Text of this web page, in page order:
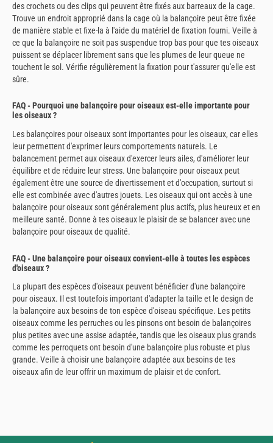
des crochets ou des clips qui peuvent être fixés aux barreaux de la cage.
Trouve un endroit approprié dans la cage où la balançoire peut être fixée
de manière stable et fixe-la à l'aide du matériel de fixation fourni. Veille à
ce que la balançoire ne soit pas suspendue trop bas pour que tes oiseaux
puissent se déplacer librement sans que les plumes de leur queue ne
touchent le sol. Vérifie régulièrement la fixation pour t'assurer qu'elle est
sûre.
FAQ - Pourquoi une balançoire pour oiseaux est-elle importante pour
les oiseaux ?
Les balançoires pour oiseaux sont importantes pour les oiseaux, car elles
leur permettent d'exprimer leurs comportements naturels. Le
balancement permet aux oiseaux d'exercer leurs ailes, d'améliorer leur
équilibre et de réduire leur stress. Une balançoire pour oiseaux peut
également être une source de divertissement et d'occupation, surtout si
elle est combinée avec d'autres jouets. Les oiseaux qui ont accès à une
balançoire pour oiseaux sont généralement plus actifs, plus heureux et en
meilleure santé. Donne à tes oiseaux le plaisir de se balancer avec une
balançoire pour oiseaux de qualité.
FAQ - Une balançoire pour oiseaux convient-elle à toutes les espèces
d'oiseaux ?
La plupart des espèces d'oiseaux peuvent bénéficier d'une balançoire
pour oiseaux. Il est toutefois important d'adapter la taille et le design de
la balançoire aux besoins de ton espèce d'oiseau spécifique. Les petits
oiseaux comme les perruches ou les pinsons ont besoin de balançoires
plus petites avec une assise adaptée, tandis que les oiseaux plus grands
comme les perroquets ont besoin d'une balançoire plus robuste et plus
grande. Veille à choisir une balançoire adaptée aux besoins de tes
oiseaux afin de leur offrir un maximum de plaisir et de confort.